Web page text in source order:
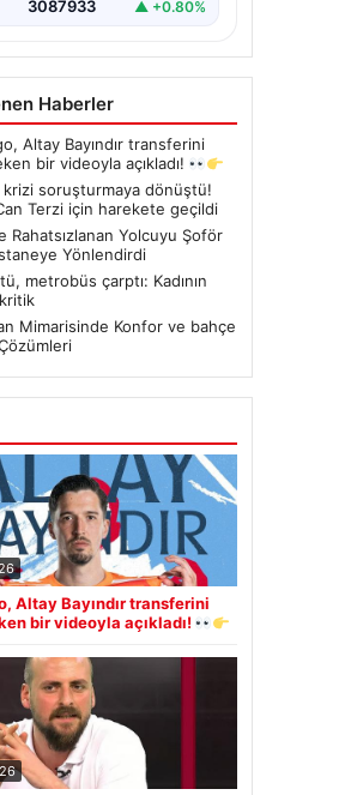
3087933 ▲ +0.80%
Haberler
Altay Bayındır transferini
bir videoyla açıkladı!
soruşturmaya dönüştü!
Terzi için harekete geçildi
Rahatsızlanan Yolcuyu Şoför
Yönlendirdi
metrobüs çarptı: Kadının
Mimarisinde Konfor ve bahçe
Altay Bayındır transferini
bir videoyla açıkladı!